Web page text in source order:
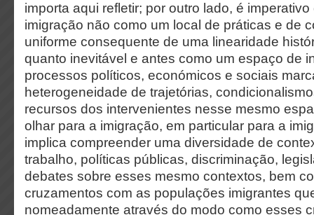
importa aqui refletir; por outro lado, é
imigração não como um local de práticas e de
uniforme consequente de uma linearidade
quanto inevitável e antes como um espaço de
processos políticos, económicos e sociais
heterogeneidade de trajetórias,
recursos dos intervenientes nesse mesmo
olhar para a imigração, em particular para a
implica compreender uma diversidade de
trabalho, políticas públicas, discriminação,
debates sobre esses mesmo contextos, bem
cruzamentos com as populações imigrantes
nomeadamente através do modo como esses